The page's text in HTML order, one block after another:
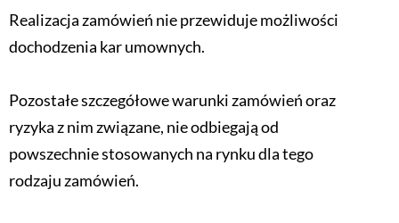
Realizacja zamówień nie przewiduje możliwości
dochodzenia kar umownych.
Pozostałe szczegółowe warunki zamówień oraz
ryzyka z nim związane, nie odbiegają od
powszechnie stosowanych na rynku dla tego
rodzaju zamówień.